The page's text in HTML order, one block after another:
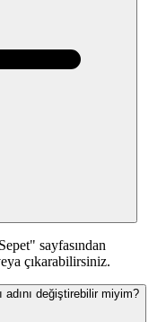
sayfasından
çıkarabilirsiniz.
değiştirebilir miyim?